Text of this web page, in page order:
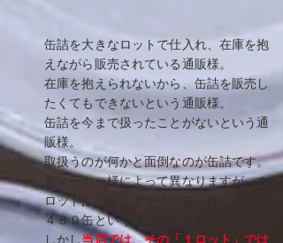
缶詰を大きなロットで仕入れ、在庫を抱
えながら販売されている通販様。
在庫を抱えられないから、缶詰を販売し
たくてもできないという通販様。
缶詰を今まで扱ったことがないという通
販様。
取扱うのが何かと面倒なのが缶詰です。
各メーカー様によって異なりますが、１
ロットは少なくて２４０缶、ほとんどが
４８０缶という凄い数字です！
しかし当店では、その「１ロット」では